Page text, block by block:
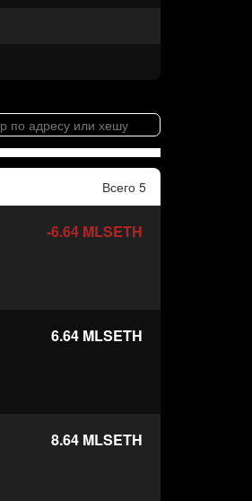
Всего 5
-6.64 MLSETH
6.64 MLSETH
8.64 MLSETH